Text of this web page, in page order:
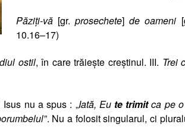
Păziţi-vă [gr.prosechete] de oameni [
10.16–17)
ostil, în care trăieşte creştinul. III. Trei
Isus nu a spus : „Iată, Eu te trimitca pe o
”. Nu a folosit singularul, ci